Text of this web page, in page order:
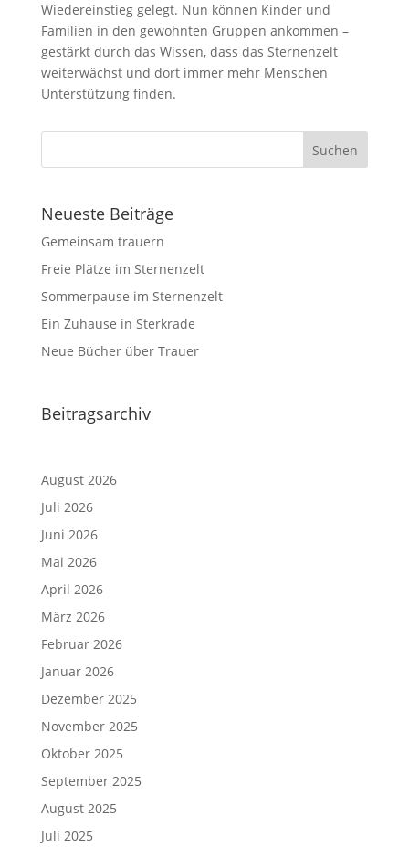
Wiedereinstieg gelegt. Nun können Kinder und
Familien in den gewohnten Gruppen ankommen –
gestärkt durch das Wissen, dass das Sternenzelt
weiterwächst und dort immer mehr Menschen
Unterstützung finden.
Neueste Beiträge
Gemeinsam trauern
Freie Plätze im Sternenzelt
Sommerpause im Sternenzelt
Ein Zuhause in Sterkrade
Neue Bücher über Trauer
Beitragsarchiv
August 2026
Juli 2026
Juni 2026
Mai 2026
April 2026
März 2026
Februar 2026
Januar 2026
Dezember 2025
November 2025
Oktober 2025
September 2025
August 2025
Juli 2025